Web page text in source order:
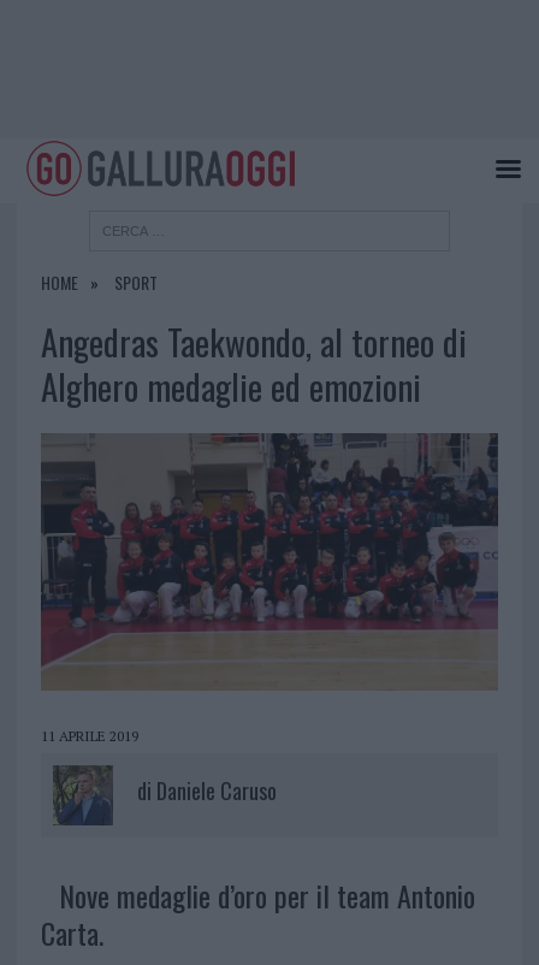
HOME SPORT
Angedras Taekwondo, al torneo di
Alghero medaglie ed emozioni
11 APRILE 2019
di Daniele Caruso
Nove medaglie d’oro per il team Antonio
Carta.